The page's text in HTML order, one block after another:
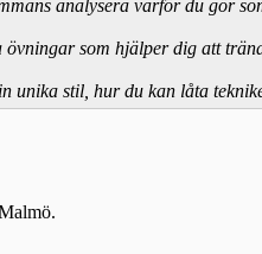
analysera varför du gör
som hjälper dig att
unika stil, hur du kan låta